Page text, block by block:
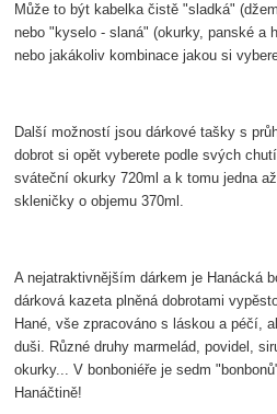
Může to být kabelka čistě "sladká"
nebo "kyselo - slaná" (okurky, panské a
nebo jakákoliv kombinace jakou si
Další možností jsou dárkové tašky s
dobrot si opět vyberete podle svých
sváteční okurky 720ml a k tomu jedna
skleničky o objemu 370ml.
A nejatraktivnějším dárkem je Hanácká
dárková kazeta plněná dobrotami
Hané, vše zpracováno s láskou a péčí,
duši. Různé druhy marmelád, povidel,
okurky... V bonboniéře je sedm
Hanáčtině!